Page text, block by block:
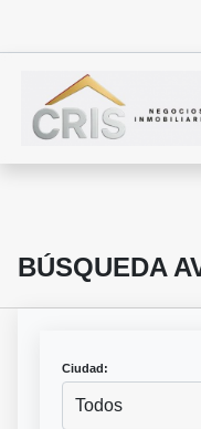
BÚSQUEDA
Ciudad:
Todos